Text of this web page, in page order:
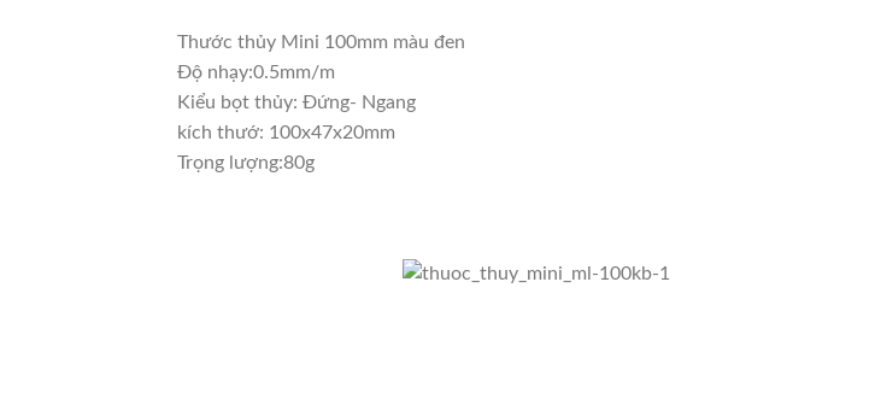
Thước thủy Mini 100mm màu đen
Độ nhạy:0.5mm/m
Kiểu bọt thủy: Đứng- Ngang
kích thướ: 100x47x20mm
Trọng lượng:80g